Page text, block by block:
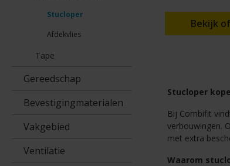
Stucloper
Afdekvlies
Tape
Gereedschap
Bevestigingmaterialen
Vakgebied
Ventilatie
Bekijk
Stucloper
Bij Combifit
verbouwingen.
met extra
Waarom